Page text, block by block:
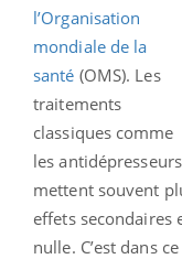
l’Organisation
mondiale de la
santé (OMS). Les
traitements
classiques comme
les antidépresseurs
mettent souvent
effets secondaires
nulle. C’est dans